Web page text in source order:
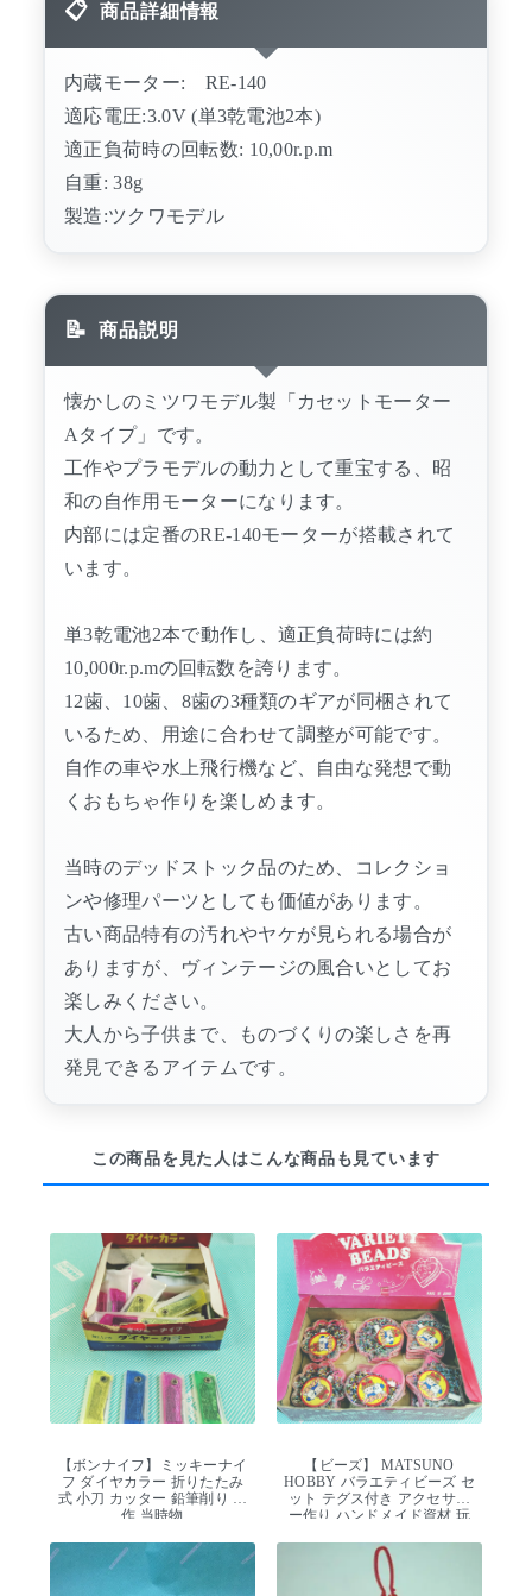
商品詳細情報
内蔵モーター: RE-140
適応電圧:3.0V (単3乾電池2本)
適正負荷時の回転数: 10,00r.p.m
自重: 38g
製造:ツクワモデル
商品説明
懐かしのミツワモデル製「カセットモーター
Aタイプ」です。
工作やプラモデルの動力として重宝する、昭
和の自作用モーターになります。
内部には定番のRE-140モーターが搭載されて
います。
単3乾電池2本で動作し、適正負荷時には約
10,000r.p.mの回転数を誇ります。
12歯、10歯、8歯の3種類のギアが同梱されて
いるため、用途に合わせて調整が可能です。
自作の車や水上飛行機など、自由な発想で動
くおもちゃ作りを楽しめます。
当時のデッドストック品のため、コレクショ
ンや修理パーツとしても価値があります。
古い商品特有の汚れやヤケが見られる場合が
ありますが、ヴィンテージの風合いとしてお
楽しみください。
大人から子供まで、ものづくりの楽しさを再
発見できるアイテムです。
この商品を見た人はこんな商品も見ています
【ボンナイフ】ミッキーナイ
フ ダイヤカラー 折りたたみ
式 小刀 カッター 鉛筆削り 工
作 当時物
【ビーズ】 MATSUNO
HOBBY バラエティビーズ セ
ット テグス付き アクセサリ
ー作り ハンドメイド資材 玩